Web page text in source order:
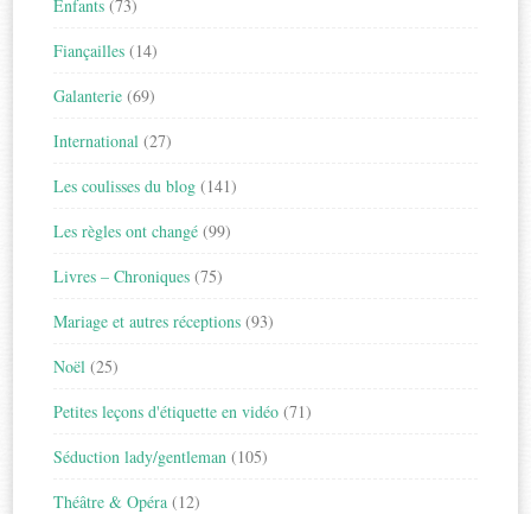
Enfants (73)
Fiançailles (14)
Galanterie (69)
International (27)
Les coulisses du blog (141)
Les règles ont changé (99)
Livres – Chroniques (75)
Mariage et autres réceptions (93)
Noël (25)
Petites leçons d'étiquette en vidéo (71)
Séduction lady/gentleman (105)
Théâtre & Opéra (12)